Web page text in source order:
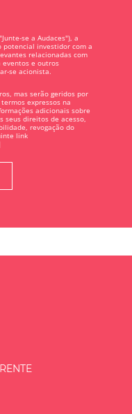
se a Audaces"), a
potencial investidor com a
relacionadas com
eventos e outros
se acionista.
mas serão geridos por
expressos na
adicionais sobre
seus direitos de acesso,
revogação do
link